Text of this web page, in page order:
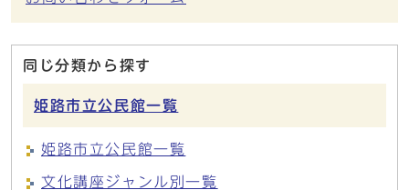
同じ分類から探す
姫路市立公民館一覧
姫路市立公民館一覧
文化講座ジャンル別一覧